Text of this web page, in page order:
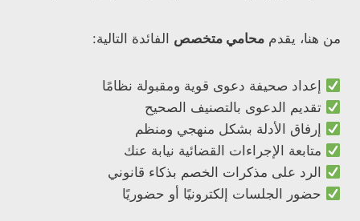
من هنا، يقدم محامي متخصص الفائدة التالية:
إعداد صحيفة دعوى قوية ومقبولة نظامًا
تقديم الدعوى بالتصنيف الصحيح
إرفاق الأدلة بشكل منهجي ومنظم
متابعة الإجراءات القضائية نيابة عنك
الرد على مذكرات الخصم بذكاء قانوني
حضور الجلسات إلكترونيًا أو حضوريًا